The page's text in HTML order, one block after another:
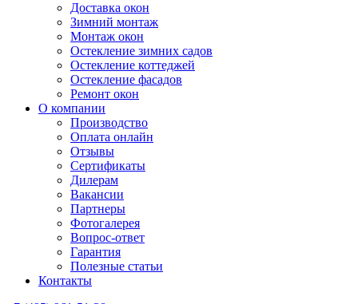
Доставка окон
Зимний монтаж
Монтаж окон
Остекление зимних садов
Остекление коттеджей
Остекление фасадов
Ремонт окон
О компании
Производство
Оплата онлайн
Отзывы
Сертификаты
Дилерам
Вакансии
Партнеры
Фотогалерея
Вопрос-ответ
Гарантия
Полезные статьи
Контакты